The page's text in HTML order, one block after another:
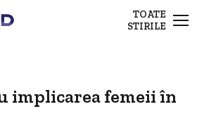
TOATE
STIRILE
implicarea femeii în